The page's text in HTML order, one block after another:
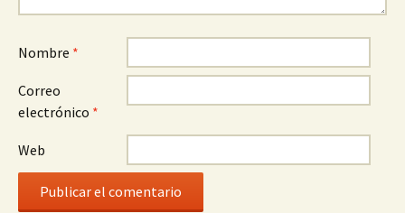
Nombre *
Correo
electrónico *
Web